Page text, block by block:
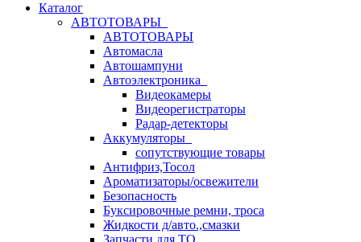
Каталог
АВТОТОВАРЫ
АВТОТОВАРЫ
Автомасла
Автошампуни
Автоэлектроника
Видеокамеры
Видеорегистраторы
Радар-детекторы
Аккумуляторы
сопутствующие товары
Антифриз,Тосол
Ароматизаторы/освежители
Безопасность
Буксировочные ремни, троса
Жидкости д/авто.,смазки
Запчасти для ТО